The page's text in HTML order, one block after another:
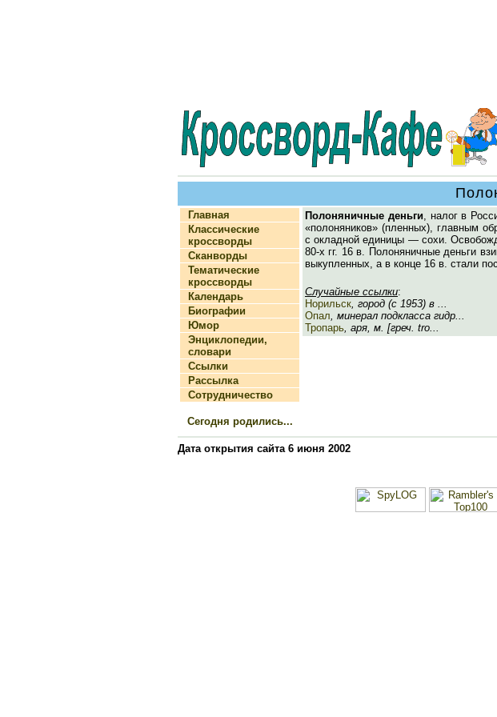
Главная
Классические
кроссворды
Сканворды
Тематические
кроссворды
Календарь
Биографии
Юмор
Энциклопедии,
словари
Ссылки
Рассылка
Сотрудничество
Сегодня родились...
Полоняничные деньги, налог в
«полоняников» (пленных), главным
с окладной единицы — сохи.
80-х гг. 16 в. Полоняничные деньги
выкупленных, а в конце 16 в. стали
Случайные ссылки:
Норильск, город (с 1953) в ...
Опал, минерал подкласса гидр...
Тропарь, аря, м. [греч. tro...
Дата открытия сайта 6 июня 2002